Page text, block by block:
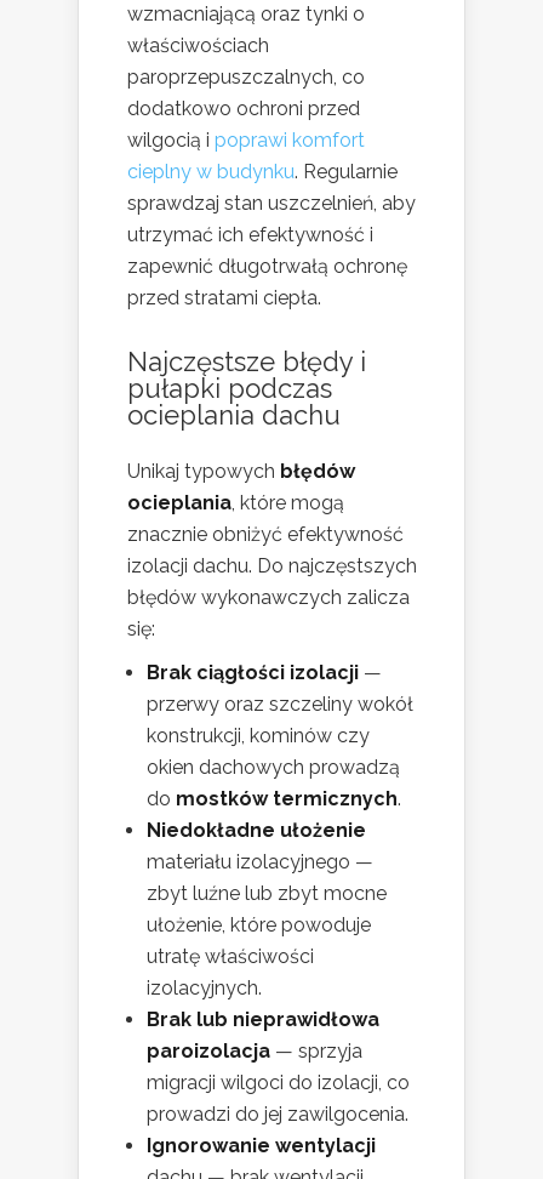
wzmacniającą oraz tynki o
właściwościach
paroprzepuszczalnych, co
dodatkowo ochroni przed
wilgocią i poprawi komfort
cieplny w budynku. Regularnie
sprawdzaj stan uszczelnień, aby
utrzymać ich efektywność i
zapewnić długotrwałą ochronę
przed stratami ciepła.
Najczęstsze błędy i
pułapki podczas
ocieplania dachu
Unikaj typowych błędów
ocieplania , które mogą
znacznie obniżyć efektywność
izolacji dachu. Do najczęstszych
błędów wykonawczych zalicza
się:
Brak ciągłości izolacji —
przerwy oraz szczeliny wokół
konstrukcji, kominów czy
okien dachowych prowadzą
do mostków termicznych.
Niedokładne ułożenie
materiału izolacyjnego —
zbyt luźne lub zbyt mocne
ułożenie, które powoduje
utratę właściwości
izolacyjnych.
Brak lub nieprawidłowa
paroizolacja — sprzyja
migracji wilgoci do izolacji, co
prowadzi do jej zawilgocenia.
Ignorowanie wentylacji